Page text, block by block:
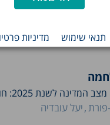
תנאי שימוש מדיניות
לשנת 2025: חוקרי מרכז...
פורת יעל עובדיה